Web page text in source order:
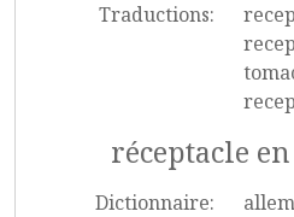
Traductions:
réceptacle
Dictionnaire: